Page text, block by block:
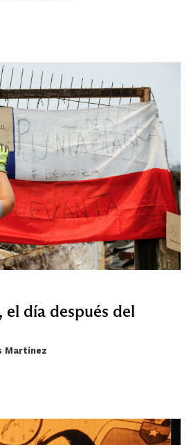
el día después del
Martínez